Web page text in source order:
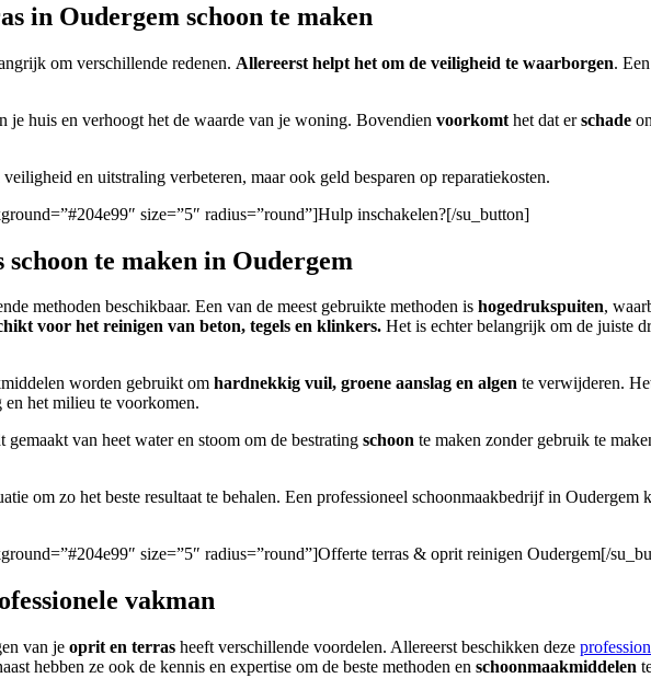
in Oudergem schoon te maken
om verschillende redenen. Allereerst helpt het om de veiligheid te waarborgen.
je huis en verhoogt het de waarde van je woning. Bovendien voorkomt het dat erschade
en uitstraling verbeteren, maar ook geld besparen op reparatiekosten.
size=”5″ radius=”round”]Hulp inschakelen?[/su_button]
te maken in Oudergem
methoden beschikbaar. Een van de meest gebruikte methoden is hogedrukspuiten,
voor het reinigen van beton, tegels en klinkers. Het is echter belangrijk om de juiste
worden gebruikt om hardnekkig vuil, groene aanslag en algen te verwijderen.
en het milieu te voorkomen.
van heet water en stoom om de bestrating schoon te maken zonder gebruik te
om zo het beste resultaat te behalen. Een professioneel schoonmaakbedrijf in Oudergem
size=”5″ radius=”round”]Offerte terras & oprit reinigen Oudergem[/
vakman
van je oprit en terras heeft verschillende voordelen. Allereerst beschikken deze
hebben ze ook de kennis en expertise om de beste methoden en schoonmaakmiddelen